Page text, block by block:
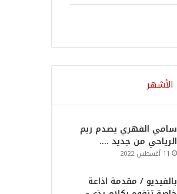
الأشهر
سامي الفهري يصدم ريم
الرياحي من جديد ….
11 أغسطس 2022
بالفيديو / مقدمة اذاعة